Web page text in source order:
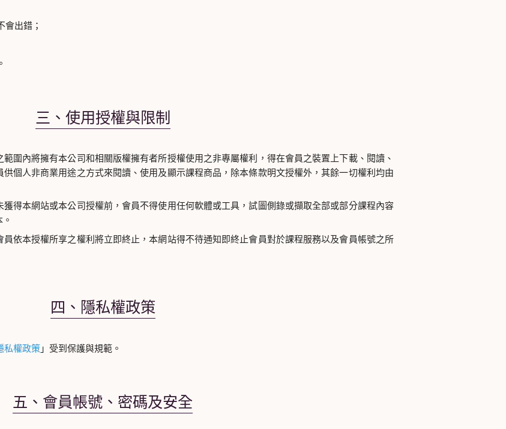
出錯；
三、使用授權與限制
圍內將擁有本公司和相關版權擁有者所授權使用之非專屬權利，得在會員之裝置上下載、閱讀、
個人非商業用途之方式來閱讀、使用及顯示課程商品，除本條款明文授權外，其餘一切權利均由
得本網站或本公司授權前，會員不得使用任何軟體或工具，試圖側錄或擷取全部或部分課程內容
依本授權所享之權利將立即終止，本網站得不待通知即終止會員對於課程服務以及會員帳號之所
四、隱私權政策
私權政策」受到保護與規範。
五、會員帳號、密碼及安全